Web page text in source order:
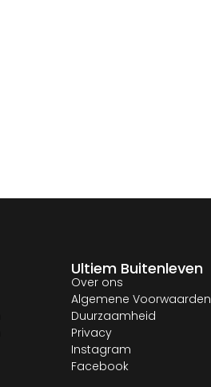
Ultiem Buitenleven
Over ons
Algemene Voorwaarden
Duurzaamheid
Privacy
Instagram
Facebook